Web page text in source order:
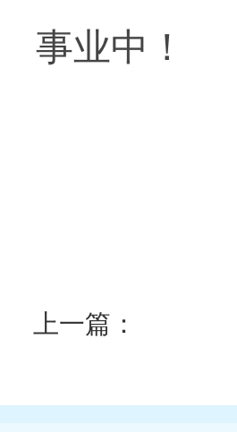
事业中！
上一篇：